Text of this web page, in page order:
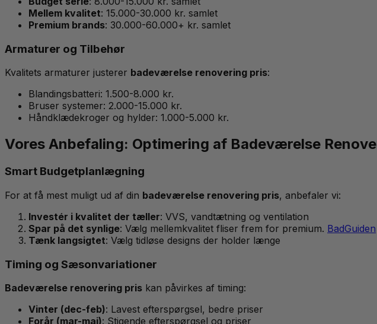
Mellem kvalitet: 15.000-30.000 kr. samlet
Premium brands: 30.000-60.000+ kr. samlet
Armaturer og Tilbehør
Kvalitets armaturer justerer badeværelse renovering pris:
Blandingsbatteri: 1.500-8.000 kr.
Bruser systemer: 2.000-15.000 kr.
Håndklædekroger og hylder: 1.000-5.000 kr.
Vores Anbefaling: Optimering af Badeværelse
Smart Budgetplanlægning
For at få mest muligt ud af din badeværelse renovering pris, anbefaler vi:
Investér i kvalitet der tæller: VVS, vandtætning og ventilation
Spar på det synlige: Vælg mellemkvalitet fliser frem for premium. BadGuiden
Tænk langsigtet: Vælg tidløse designs der holder længe
Timing og Sæsonvariationer
Badeværelse renovering pris kan påvirkes af timing:
Vinter (dec-feb): Lavest efterspørgsel, bedre priser
Forår (mar-maj): Stigende efterspørgsel og priser